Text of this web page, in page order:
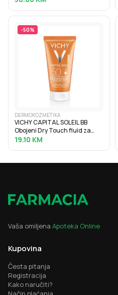
-50%
DERMOKOZMETIKA
VICHY CAPITAL SOLEIL BB
Obojeni Dry Touch fluid za
zaštitu od sunca SPF50, 50 ml
19.10 KM
Vaša omiljena Apoteka Online
Kupovina
Česta pitanja
Registracija
Kako naručiti?